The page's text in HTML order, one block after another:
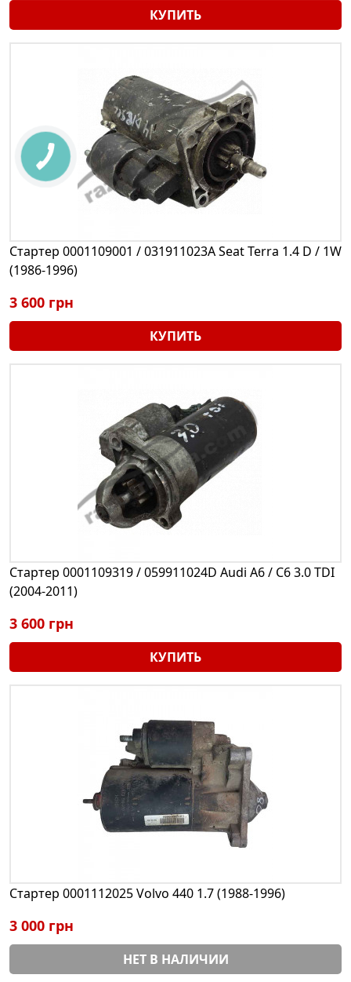
КУПИТЬ
Стартер 0001109001 / 031911023A Seat Terra 1.4 D / 1W
(1986-1996)
3 600 грн
КУПИТЬ
Стартер 0001109319 / 059911024D Audi A6 / C6 3.0 TDI
(2004-2011)
3 600 грн
КУПИТЬ
Стартер 0001112025 Volvo 440 1.7 (1988-1996)
3 000 грн
НЕТ В НАЛИЧИИ